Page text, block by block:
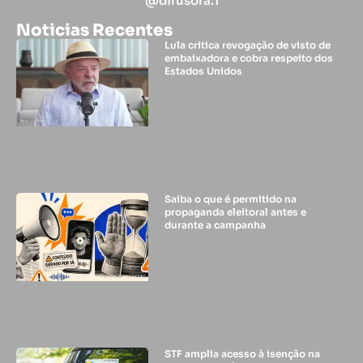
Noticias Recentes
Lula critica revogação de visto de
embaixadora e cobra respeito dos
Estados Unidos
Saiba o que é permitido na
propaganda eleitoral antes e
durante a campanha
STF amplia acesso à isenção na